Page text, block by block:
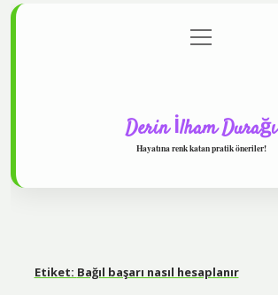
Gizlilik Politikası
menüyü
aç
Derin İlham Durağı
Hayatına renk katan pratik öneriler!
Etiket: Bağıl başarı nasıl hesaplanır